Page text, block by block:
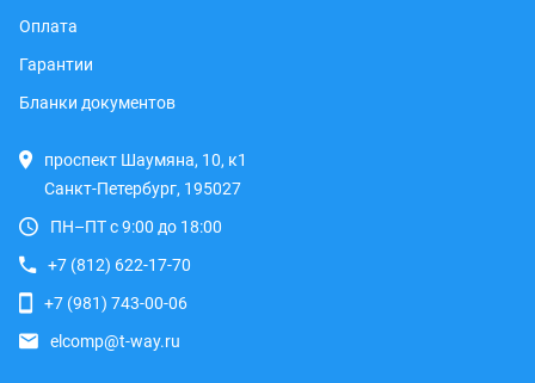
Оплата
Гарантии
Бланки документов
проспект Шаумяна, 10, к1
Санкт-Петербург, 195027
ПН–ПТ с 9:00 до 18:00
+7 (812) 622-17-70
+7 (981) 743-00-06
elcomp@t-way.ru